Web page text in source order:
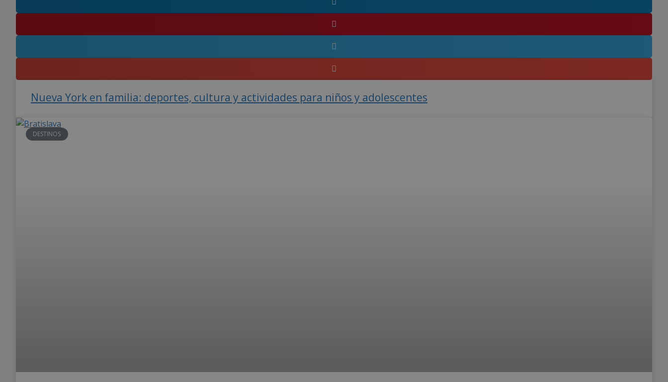
Nueva York en familia: deportes, cultura y actividades para niños y adolescentes
DESTINOS